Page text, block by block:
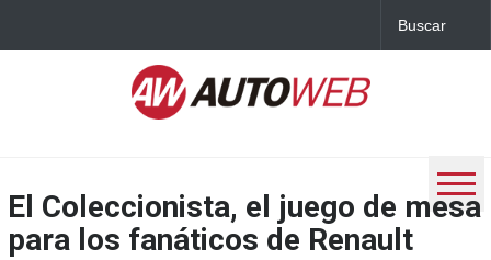
El Coleccionista, el juego de mesa
para los fanáticos de Renault